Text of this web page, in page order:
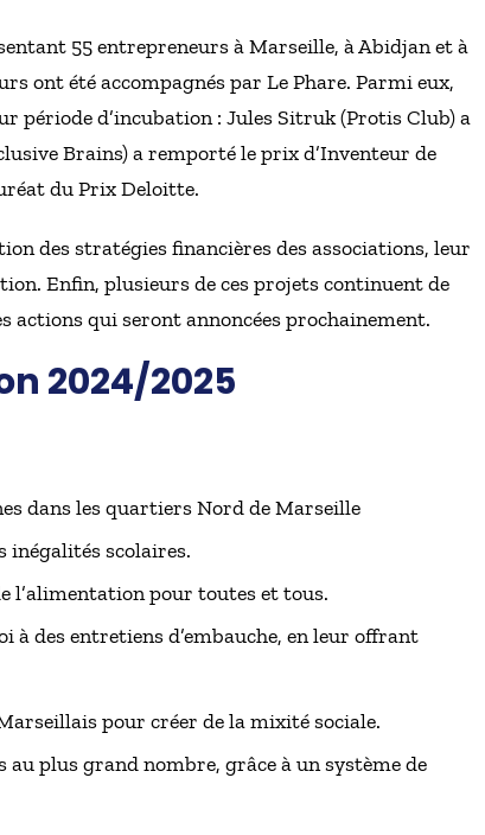
55 entrepreneurs à Marseille, à Abidjan et à
ont été accompagnés par Le Phare. Parmi eux,
période d’incubation : Jules Sitruk (Protis Club) a
Brains) a remporté le prix d’Inventeur de
du Prix Deloitte.
des stratégies financières des associations, leur
Enfin, plusieurs de ces projets continuent de
qui seront annoncées prochainement.
2024/2025
dans les quartiers Nord de Marseille
inégalités scolaires.
l’alimentation pour toutes et tous.
à des entretiens d’embauche, en leur offrant
pour créer de la mixité sociale.
plus grand nombre, grâce à un système de